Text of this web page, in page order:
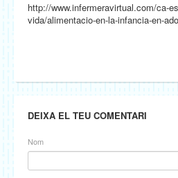
http://www.infermeravirtual.com/ca-
vida/alimentacio-en-la-infancia-en-
DEIXA EL TEU COMENTARI
Nom